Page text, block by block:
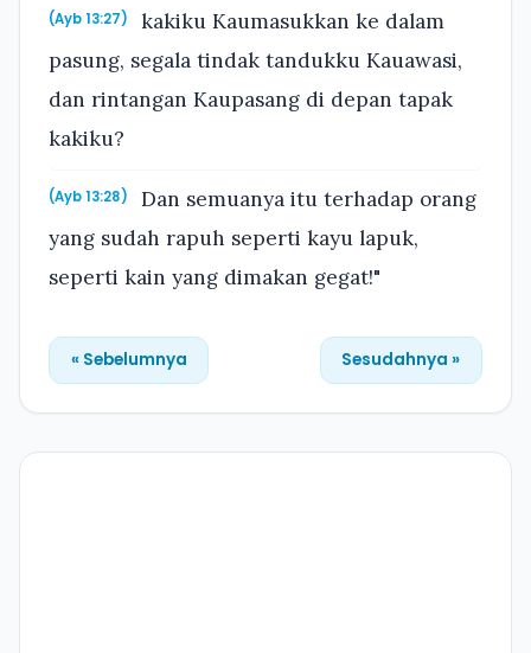
(Ayb 13:27)
kakiku Kaumasukkan ke dalam
pasung, segala tindak tandukku Kauawasi,
dan rintangan Kaupasang di depan tapak
kakiku?
(Ayb 13:28)
Dan semuanya itu terhadap orang
yang sudah rapuh seperti kayu lapuk,
seperti kain yang dimakan gegat!"
« Sebelumnya Sesudahnya »